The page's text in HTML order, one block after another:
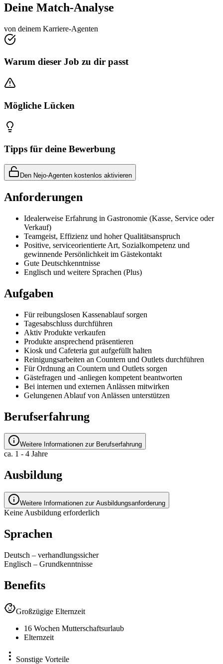
Deine Match-Analyse
von deinem Karriere-Agenten
Warum dieser Job zu dir passt
Mögliche Lücken
Tipps für deine Bewerbung
Den Nejo-Agenten kostenlos aktivieren
Anforderungen
Idealerweise Erfahrung in Gastronomie (Kasse, Service oder
Verkauf)
Teamgeist, Effizienz und hoher Qualitätsanspruch
Positive, serviceorientierte Art, Sozialkompetenz und
gewinnende Persönlichkeit im Gästekontakt
Gute Deutschkenntnisse
Englisch und weitere Sprachen (Plus)
Aufgaben
Für reibungslosen Kassenablauf sorgen
Tagesabschluss durchführen
Aktiv Produkte verkaufen
Produkte ansprechend präsentieren
Kiosk und Cafeteria gut aufgefüllt halten
Reinigungsarbeiten an Countern und Outlets durchführen
Für Ordnung an Countern und Outlets sorgen
Gästefragen und -anliegen kompetent beantworten
Bei internen und externen Anlässen mitwirken
Gelungenen Ablauf von Anlässen unterstützen
Berufserfahrung
Weitere Informationen zur Berufserfahrung
ca. 1 - 4 Jahre
Ausbildung
Weitere Informationen zur Ausbildungsanforderung
Keine Ausbildung erforderlich
Sprachen
Deutsch – verhandlungssicher
Englisch – Grundkenntnisse
Benefits
Großzügige Elternzeit
16 Wochen Mutterschaftsurlaub
Elternzeit
Sonstige Vorteile